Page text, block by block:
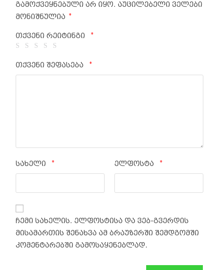
გამოქვეყნებული არ იყო. აუცილებელი ველები
მონიშნულია
*
თქვენი რეიტინგი *
თქვენი შეფასება *
სახელი * ელფოსტა *
ჩემი სახელის. ელფოსტისა და ვებ-გვერდის
მისამართის შენახვა ამ ბრაუზერში შემდგომში
კომენტარებში გამოსაყენებლად.